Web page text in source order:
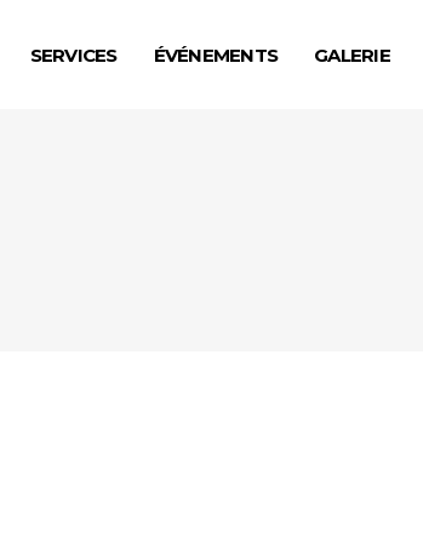
SERVICES ÉVÉNEMENTS GALERIE